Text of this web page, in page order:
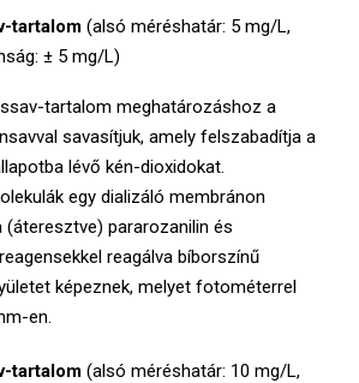
tartalom (alsó méréshatár: 5 mg/L,
± 5 mg/L)
tartalom meghatározáshoz a
savasítjuk, amely felszabadítja a
lévő kén-dioxidokat.
egy dializáló membránon
pararozanilin és
reagálva bíborszínű
képeznek, melyet fotométerrel
en.
tartalom (alsó méréshatár: 10 mg/L,